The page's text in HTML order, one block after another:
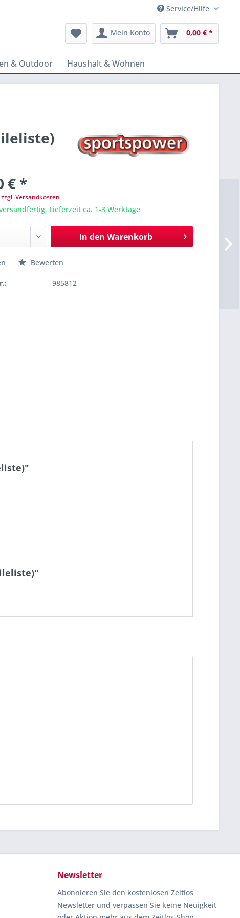
Service/Hilfe
Mein Konto 0,00 € *
& Outdoor Haushalt & Wohnen
€ *
zzgl. Versandkosten
Lieferzeit ca. 1-3 Werktage
In den Warenkorb
Bewerten
985812
Newsletter
Abonnieren Sie den kostenlosen Zeitlos
Newsletter und verpassen Sie keine Neuigkeit